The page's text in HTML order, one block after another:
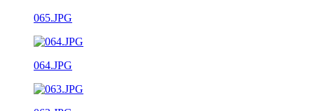
065.JPG
064.JPG